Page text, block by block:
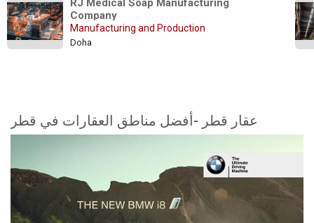
RJ Medical Soap Manufacturing
Company
Manufacturing and Production
Doha
عقار قطر -أفضل مناطق العقارات في قطر